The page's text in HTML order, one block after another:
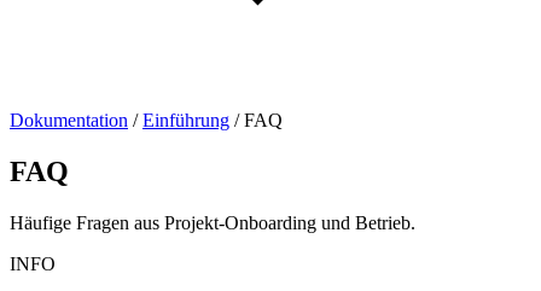
Dokumentation / Einführung / FAQ
FAQ
Häufige Fragen aus Projekt-Onboarding und Betrieb.
INFO